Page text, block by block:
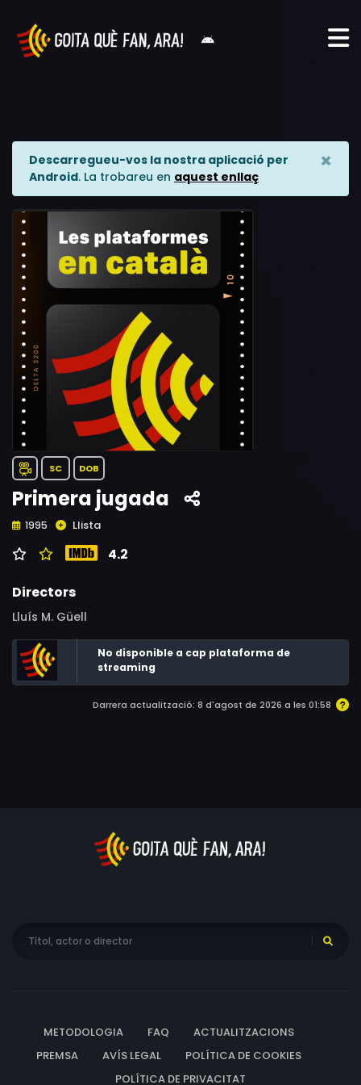
Descarregueu-vos la nostra aplicació per
Android. La trobareu en aquest enllaç
×
SC DOB
Primera jugada
1995 Llista
4.2
Directors
Lluís M. Güell
No disponible a cap plataforma de
streaming
Darrera actualització: 8 d'agost de 2026 a les 01:58
METODOLOGIA FAQ
ACTUALITZACIONS
PREMSA
AVÍS LEGAL
POLÍTICA DE COOKIES
POLÍTICA DE PRIVACITAT